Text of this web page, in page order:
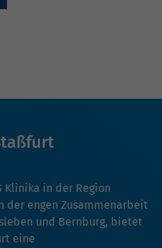
Klinika in der Region
der engen Zusammenarbeit
und Bernburg, bietet
eine